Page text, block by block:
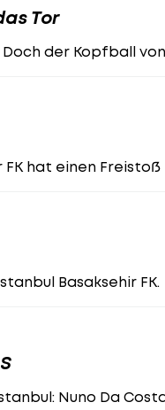
Tor
der Kopfball
FK hat einen
Basaksehir FK.
Nuno Da